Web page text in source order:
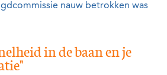
nauw betrokken was
in de baan en je